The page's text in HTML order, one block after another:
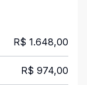
R$ 1.648,00
R$ 974,00